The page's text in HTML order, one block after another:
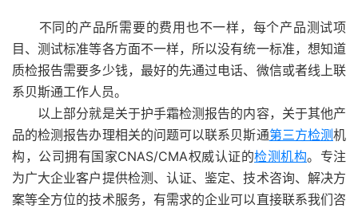
不同的产品所需要的费用也不一样，每个产品测试项
目、测试标准等各方面不一样，所以没有统一标准，想知道
质检报告需要多少钱，最好的先通过电话、微信或者线上联
系贝斯通工作人员。
以上部分就是关于护手霜检测报告的内容，关于其他产
品的检测报告办理相关的问题可以联系贝斯通第三方检测机
构，公司拥有国家CNAS/CMA权威认证的检测机构。专注
为广大企业客户提供检测、认证、鉴定、技术咨询、解决方
案等全方位的技术服务，有需求的企业可以直接联系我们咨